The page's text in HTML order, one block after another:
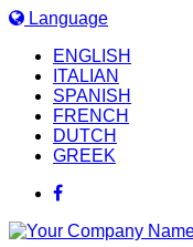
Language
ENGLISH
ITALIAN
SPANISH
FRENCH
DUTCH
GREEK